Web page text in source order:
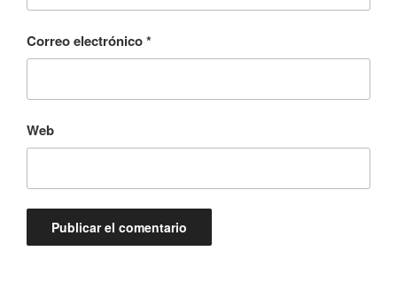
Correo electrónico*
Web